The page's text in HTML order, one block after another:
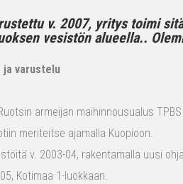
v. 2007, yritys toimi
vesistön alueella..
ja varustelu
armeijan maihinnousualus
meriteitse ajamalla Kuopioon.
v. 2003-04, rakentamalla uusi
Kotimaa 1-luokkaan.